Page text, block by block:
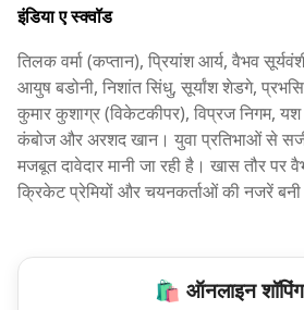
इंडिया ए स्क्वॉड
तिलक वर्मा (कप्तान), प्रियांश आर्य, वैभव
आयुष बडोनी, निशांत सिंधु, सूर्यांश शेडगे,
कुमार कुशाग्र (विकेटकीपर), विप्रज निगम,
कंबोज और अरशद खान। युवा प्रतिभाओं से
मजबूत दावेदार मानी जा रही है। खास तौर पर
क्रिकेट प्रेमियों और चयनकर्ताओं की नजरें बनी
🛍️ ऑनलाइन